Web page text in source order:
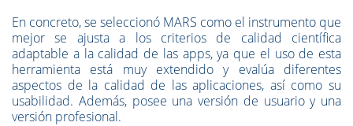
En concreto,se seleccionó MARS como el instrumento que
mejor se ajusta a los criterios de calidad científica
adaptable a la calidad de las apps, ya que el uso de esta
herramienta está muy extendido y evalúa diferentes
aspectos de la calidad de las aplicaciones, así como su
usabilidad. Además, posee una versión de usuario y una
versión profesional.